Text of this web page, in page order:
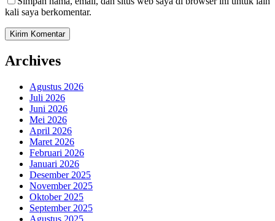
kali saya berkomentar.
Archives
Agustus 2026
Juli 2026
Juni 2026
Mei 2026
April 2026
Maret 2026
Februari 2026
Januari 2026
Desember 2025
November 2025
Oktober 2025
September 2025
Agustus 2025